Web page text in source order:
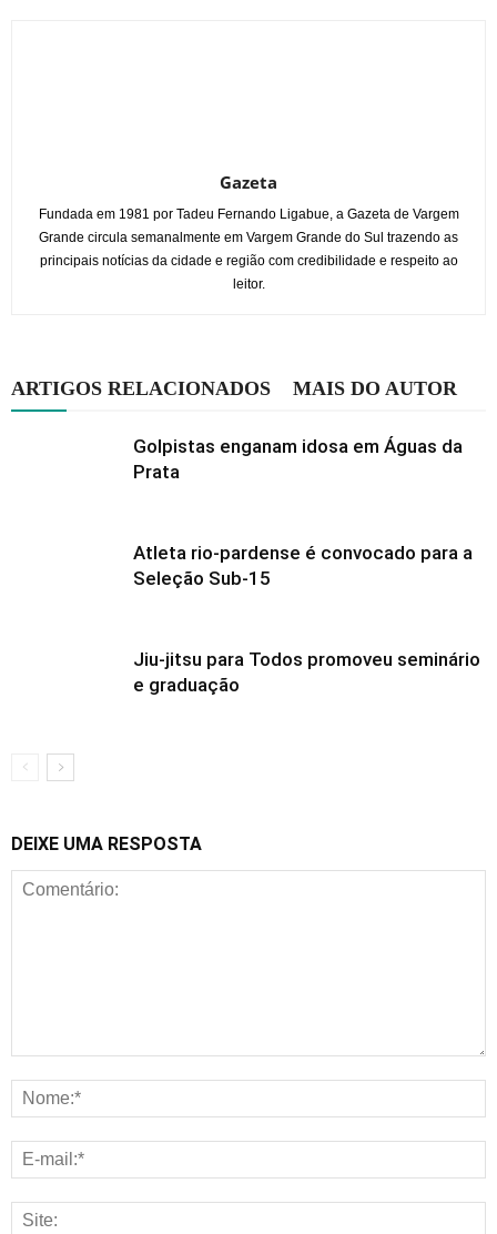
Gazeta
Fundada em 1981 por Tadeu Fernando Ligabue, a Gazeta de Vargem
Grande circula semanalmente em Vargem Grande do Sul trazendo as
principais notícias da cidade e região com credibilidade e respeito ao
leitor.
ARTIGOS RELACIONADOS MAIS DO AUTOR
Golpistas enganam idosa em Águas da
Prata
Atleta rio-pardense é convocado para a
Seleção Sub-15
Jiu-jitsu para Todos promoveu seminário
e graduação
DEIXE UMA RESPOSTA